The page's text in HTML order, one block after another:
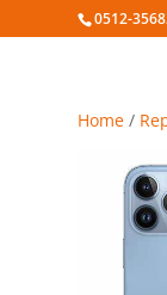
0512-
Home/